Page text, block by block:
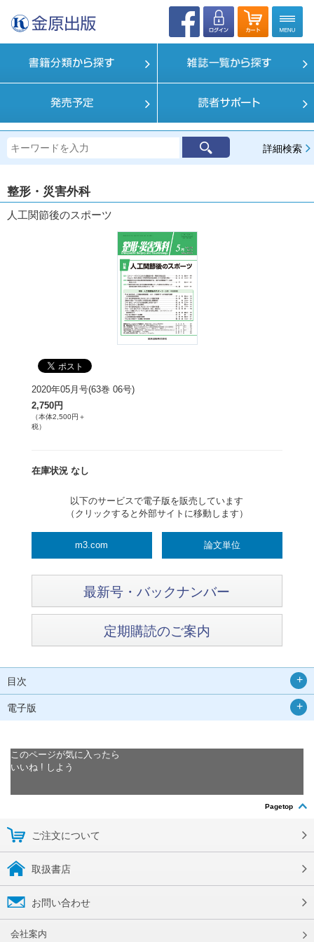
詳細検索
整形・災害外科
人工関節後のスポーツ
2020年05月号(63巻 06号)
2,750円
（本体2,500円＋
税）
在庫状況 なし
以下のサービスで電子版を販売しています
（クリックすると外部サイトに移動します）
m3.com 論文単位
最新号・バックナンバー
定期購読のご案内
目次
電子版
このページが気に入ったら
いいね ! しよう
Pagetop
ご注文について
取扱書店
お問い合わせ
会社案内